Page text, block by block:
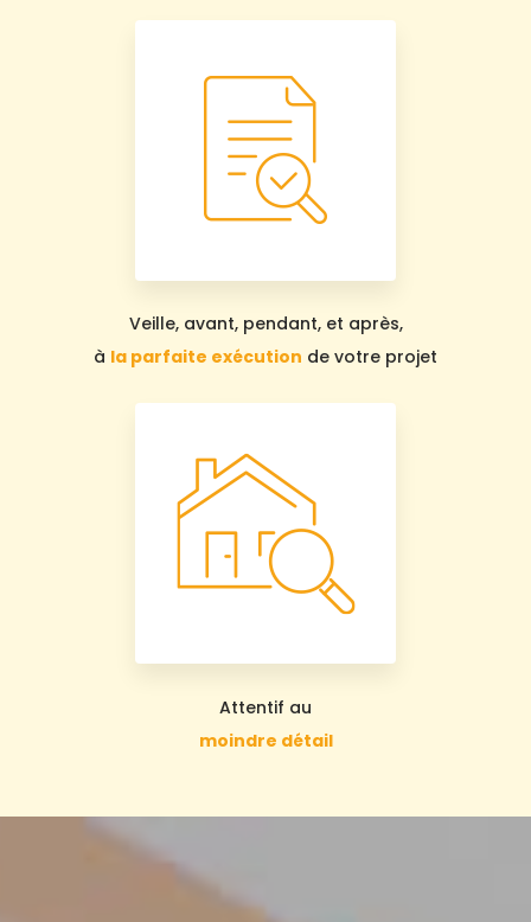
Veille, avant, pendant, et après,
à la parfaite exécution de votre projet
Attentif au
moindre détail